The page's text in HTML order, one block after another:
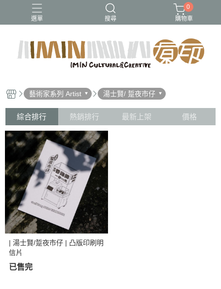
選單 搜尋
0
購物車
藝術家系列 Artist 湯士賢/ 踅夜市仔
綜合排行 熱銷排行 最新上架 價格
| 湯士賢/踅夜市仔 | 凸版印刷明
信片
已售完